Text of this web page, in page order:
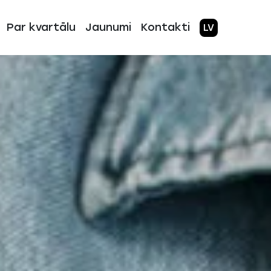
Par kvartālu Jaunumi Kontakti LV